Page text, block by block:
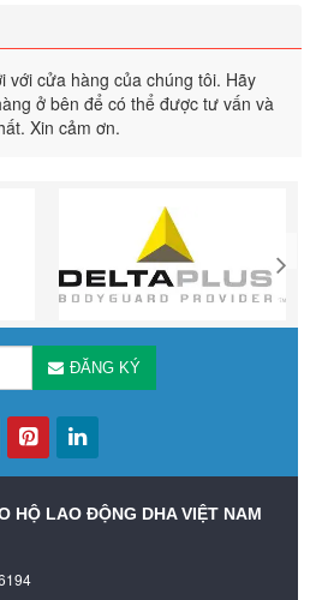
với cửa hàng của chúng tôi. Hãy
ở bên để có thể được tư vấn và
Xin cảm ơn.
ĐĂNG KÝ
HỘ LAO ĐỘNG DHA VIỆT NAM